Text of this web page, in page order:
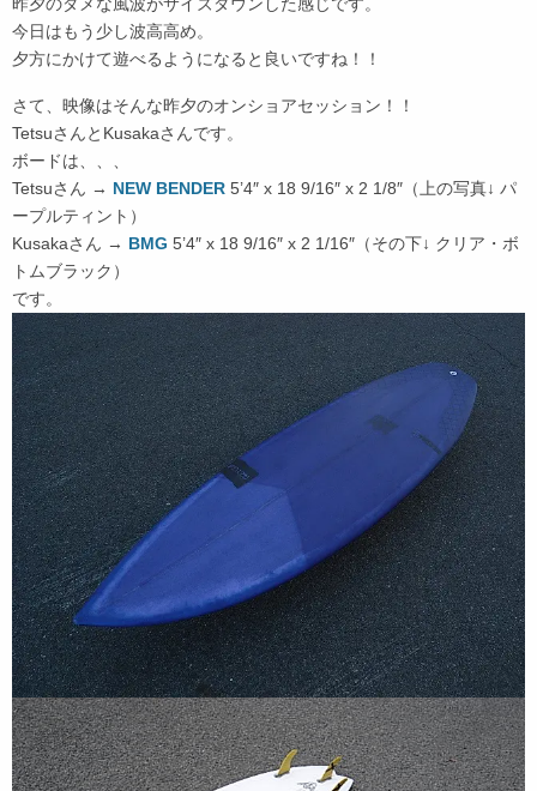
昨夕のダメな風波がサイズダウンした感じです。
今日はもう少し波高高め。
夕方にかけて遊べるようになると良いですね！！
さて、映像はそんな昨夕のオンショアセッション！！
TetsuさんとKusakaさんです。
ボードは、、、
Tetsuさん → NEW BENDER 5’4″ x 18 9/16″ x 2 1/8″（上の写真↓ パ
ープルティント）
Kusakaさん → BMG 5’4″ x 18 9/16″ x 2 1/16″（その下↓ クリア・ボ
トムブラック）
です。